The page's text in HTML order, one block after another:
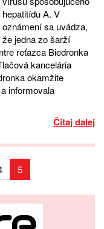
hepatitídu A. V
oznámení sa uvádza,
že jedna zo šarží
reťazca Biedronka
kancelária
okamžite
informovala
Čítaj dalej
5